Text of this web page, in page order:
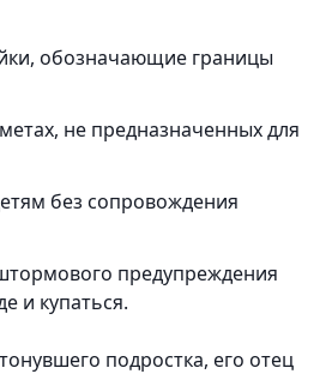
обозначающие границы
не предназначенных для
без сопровождения
предупреждения
и купаться.
подростка, его отец